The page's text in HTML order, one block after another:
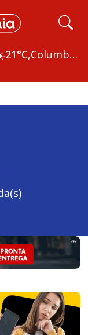
21°C, Columbus